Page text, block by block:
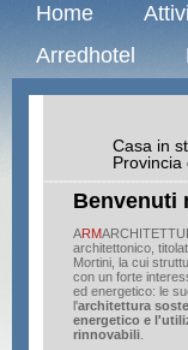
Home
Arredhotel
Casa in
Provincia
Benvenuti
ARM
architettonico,
Mortini, la cui
con un forte
ed energetico: le
l'architettura
energetico e
rinnovabili